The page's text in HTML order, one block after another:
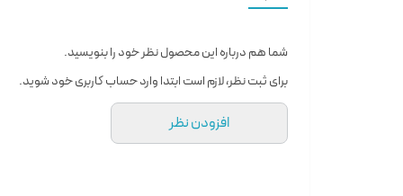
زنجبیل نیز کمی فلفلی تر می شود.
رایحه میانی : گل یاس ، زنجبیل ، درخت سدر ، درخت خس
رایحه پایانی : رزین لبدانوم ، رزین کندر هندی ، درخت
شما هم درباره این محصول نظر خود را بنویسید.
برای ثبت نظر، لازم است ابتدا وارد حساب کاربری خود شوید.
افزودن نظر